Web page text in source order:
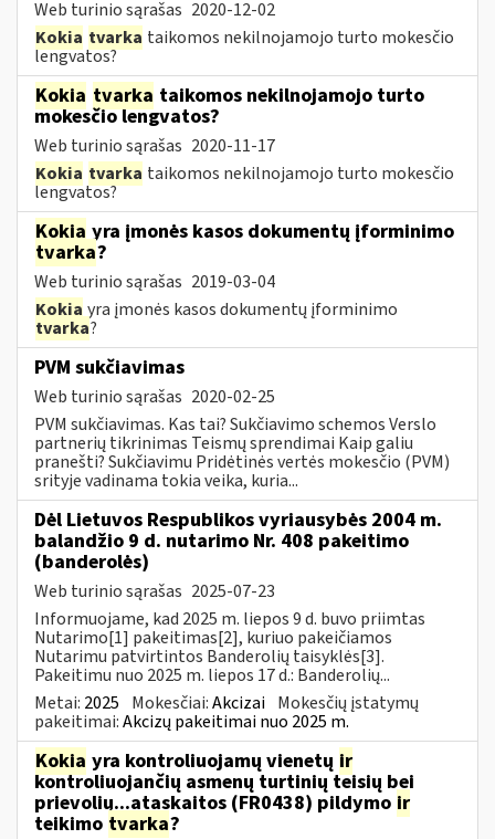
Web turinio sąrašas 2020-12-02
Kokia tvarka taikomos nekilnojamojo turto mokesčio
lengvatos?
Kokia tvarka taikomos nekilnojamojo turto
mokesčio lengvatos?
Web turinio sąrašas 2020-11-17
Kokia tvarka taikomos nekilnojamojo turto mokesčio
lengvatos?
Kokia yra įmonės kasos dokumentų įforminimo
tvarka?
Web turinio sąrašas 2019-03-04
Kokia yra įmonės kasos dokumentų įforminimo
tvarka?
PVM sukčiavimas
Web turinio sąrašas 2020-02-25
PVM sukčiavimas. Kas tai? Sukčiavimo schemos Verslo
partnerių tikrinimas Teismų sprendimai Kaip galiu
pranešti? Sukčiavimu Pridėtinės vertės mokesčio (PVM)
srityje vadinama tokia veika, kuria...
Dėl Lietuvos Respublikos vyriausybės 2004 m.
balandžio 9 d. nutarimo Nr. 408 pakeitimo
(banderolės)
Web turinio sąrašas 2025-07-23
Informuojame, kad 2025 m. liepos 9 d. buvo priimtas
Nutarimo[1] pakeitimas[2], kuriuo pakeičiamos
Nutarimu patvirtintos Banderolių taisyklės[3].
Pakeitimu nuo 2025 m. liepos 17 d.: Banderolių...
Metai: 2025 Mokesčiai:Akcizai Mokesčių įstatymų
pakeitimai:Akcizų pakeitimai nuo 2025 m.
Kokia yra kontroliuojamų vienetų ir
kontroliuojančių asmenų turtinių teisių bei
prievolių...ataskaitos (FR0438) pildymo ir
teikimo tvarka?